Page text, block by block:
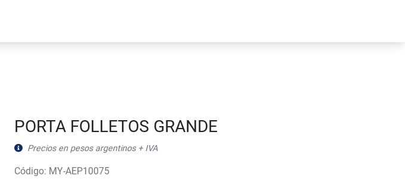
PORTA FOLLETOS GRANDE
Precios en pesos argentinos + IVA
Código: MY-AEP10075